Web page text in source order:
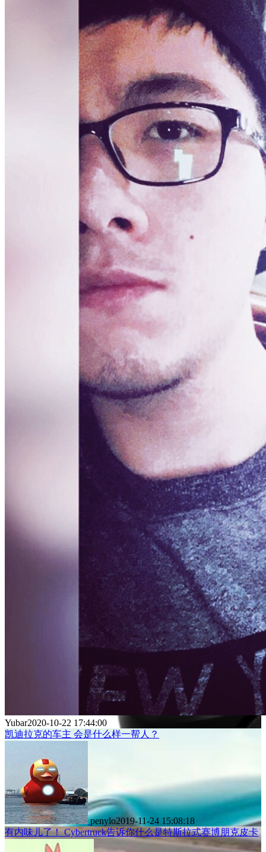
Yubar2020-10-22 17:44:00
凯迪拉克的车主 会是什么样一帮人？
penylo2019-11-24 15:08:18
有内味儿了！ Cybertruck告诉你什么是特斯拉式赛博朋克皮卡